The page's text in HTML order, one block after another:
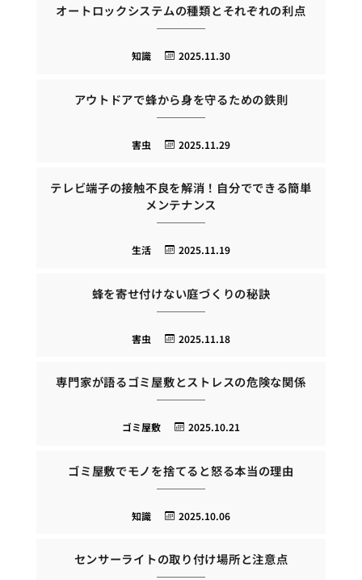
オートロックシステムの種類とそれぞれの利点
2025.11.30
知識
アウトドアで蜂から身を守るための鉄則
2025.11.29
害虫
テレビ端子の接触不良を解消！自分でできる簡単
メンテナンス
2025.11.19
生活
蜂を寄せ付けない庭づくりの秘訣
2025.11.18
害虫
専門家が語るゴミ屋敷とストレスの危険な関係
2025.10.21
ゴミ屋敷
ゴミ屋敷でモノを捨てると怒る本当の理由
2025.10.06
知識
センサーライトの取り付け場所と注意点